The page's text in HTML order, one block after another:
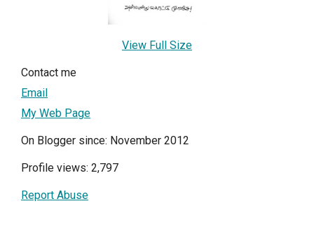
View Full Size
Contact me
Email
My Web Page
On Blogger since: November 2012
Profile views: 2,797
Report Abuse